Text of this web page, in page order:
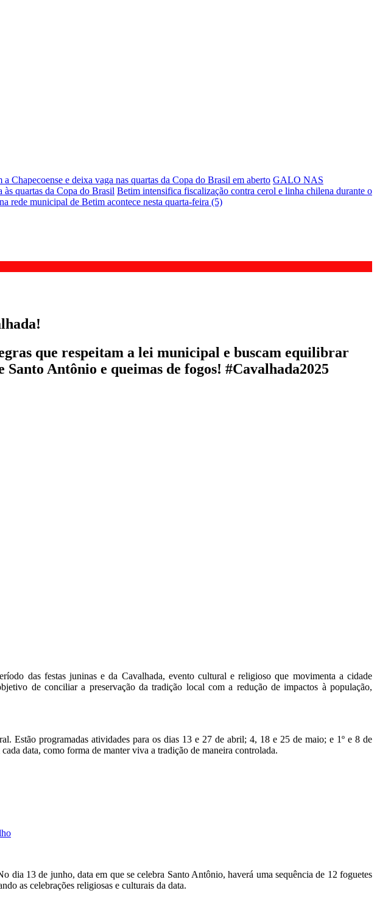
a Chapecoense e deixa vaga nas quartas da Copa do Brasil em aberto GALO NAS
às quartas da Copa do Brasil Betim intensifica fiscalização contra cerol e linha chilena durante o
rede municipal de Betim acontece nesta quarta-feira (5)
que respeitam a lei municipal e buscam equilibrar
Antônio e queimas de fogos! #Cavalhada2025
das festas juninas e da Cavalhada, evento cultural e religioso que movimenta a cidade
de conciliar a preservação da tradição local com a redução de impactos à população,
Estão programadas atividades para os dias 13 e 27 de abril; 4, 18 e 25 de maio; e 1º e 8 de
data, como forma de manter viva a tradição de maneira controlada.
dia 13 de junho, data em que se celebra Santo Antônio, haverá uma sequência de 12 foguetes
as celebrações religiosas e culturais da data.